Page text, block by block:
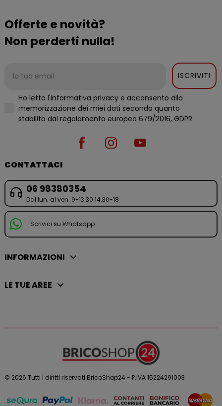
Offerte e novità?
Non perderti nulla!
ISCRIVITI
Ho letto l'informativa privacy e acconsento alla
memorizzazione dei miei dati secondo quanto
stabilito dal regolamento europeo 679/2016, GDPR
CONTATTACI
06 98380354
Dal lun. al ven. 9-13.30 14.30-18
Scrivici su Whatsapp
INFORMAZIONI
LE TUE AREE
© 2026 Tutti i diritti riservati BricoShop24 - P.IVA 15224291003